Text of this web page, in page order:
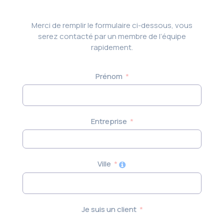
Merci de remplir le formulaire ci-dessous, vous
serez contacté par un membre de l’équipe
rapidement.
Prénom
Entreprise
Ville
Je suis un client